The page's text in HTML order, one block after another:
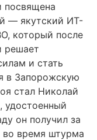
посвящена
— якутский ИТ-
который после
решает
и стать
в Запорожскую
стал Николай
удостоенный
он получил за
во время штурма